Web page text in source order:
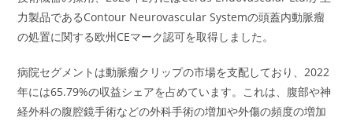
力製品であるContour Neurovascular Systemの頭蓋内動脈瘤
の処置に関する欧州CEマーク認可を取得しました。
病院セグメントは動脈瘤クリップの市場を支配しており、2022
年には65.79%の収益シェアを占めています。これは、腹部や神
経外科の腹腔鏡手術などの外科手術の増加や外傷の頻度の増加